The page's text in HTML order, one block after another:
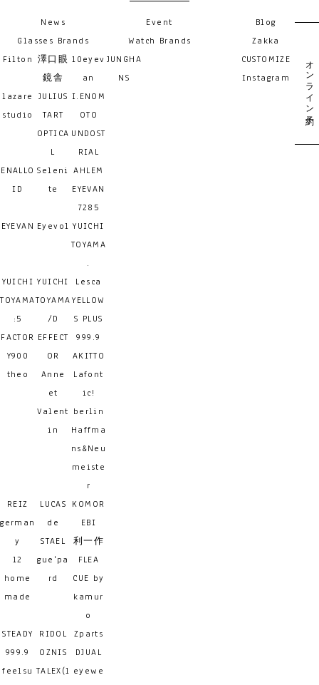
News Event
Blog
Glasses Brands
Filton 澤口眼
鏡舎
10eyev
an
lazare
studio
JULIUS
TART
OPTICA
L
I.ENOM
OTO
UNDOST
RIAL
ENALLO
ID
Seleni
te
AHLEM
EYEVAN
7285
EYEVAN Eyevol YUICHI
TOYAMA
.
YUICHI
TOYAMA
:5
YUICHI
TOYAMA
/D
Lesca
YELLOW
S PLUS
FACTOR
Y900
EFFECT
OR
999.9
AKITTO
theo
Anne
et
Valent
in
Lafont
ic!
berlin
Haffma
ns&Neu
meiste
r
REIZ
german
y
LUCAS
de
STAEL
KOMOR
EBI
利一作
12
home
made
gue'pa
rd
FLEA
CUE by
kamur
o
STEADY
RIDOL
Zparts
999.9
feelsu
OZNIS
DJUAL
TALEX(l eyewe
Watch Brands
JUNGHA
NS
Zakka
CUSTOMIZE
Instagram
オンライン予約